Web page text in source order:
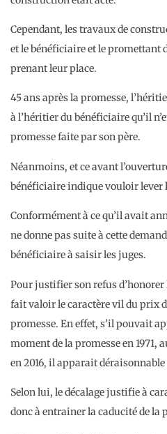
Cependant, les travaux de
et le bénéficiaire et le promettant
prenant leur place.
45 ans après la promesse,
à l’héritier du bénéficiaire qu’il
promesse faite par son père.
Néanmoins, et ce avant
bénéficiaire indique vouloir lever
Conformément à ce qu’il avait
ne donne pas suite à cette
bénéficiaire à saisir les juges.
Pour justifier son refus
fait valoir le caractère vil du prix
promesse. En effet, s’il pouvait
moment de la promesse en 1971,
en 2016, il apparait
Selon lui, le décalage justifie à
donc à entrainer la caducité de la